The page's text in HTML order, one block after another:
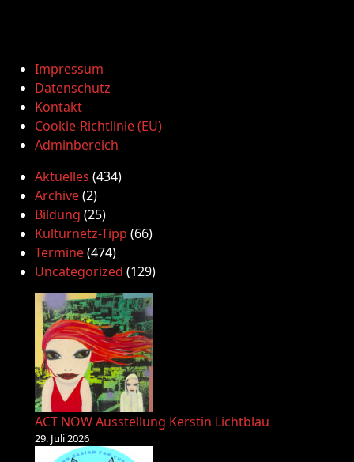
Impressum
Datenschutz
Kontakt
Cookie-Richtlinie (EU)
Adminbereich
Aktuelles (434)
Archive(2)
Bildung (25)
Kulturnetz-Tipp (66)
Termine(474)
Uncategorized (129)
ACT NOW Ausstellung Kerstin Lichtblau
29. Juli 2026